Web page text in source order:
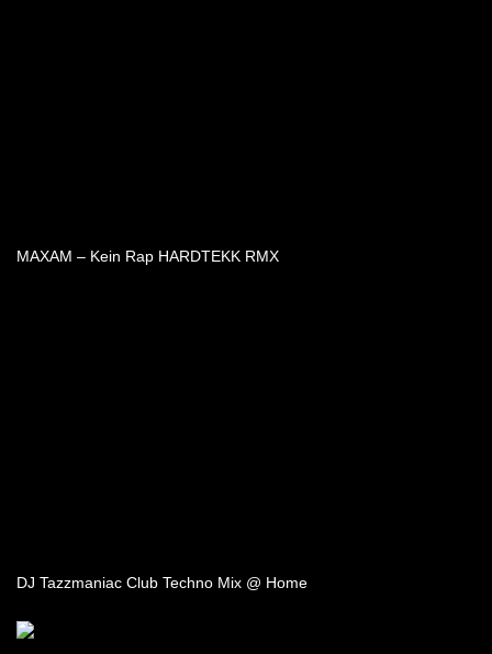
MAXAM – Kein Rap HARDTEKK RMX
DJ Tazzmaniac Club Techno Mix @ Home